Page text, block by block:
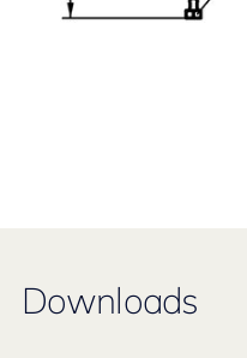
Downloads